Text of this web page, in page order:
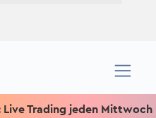
jeden Mittwoch um